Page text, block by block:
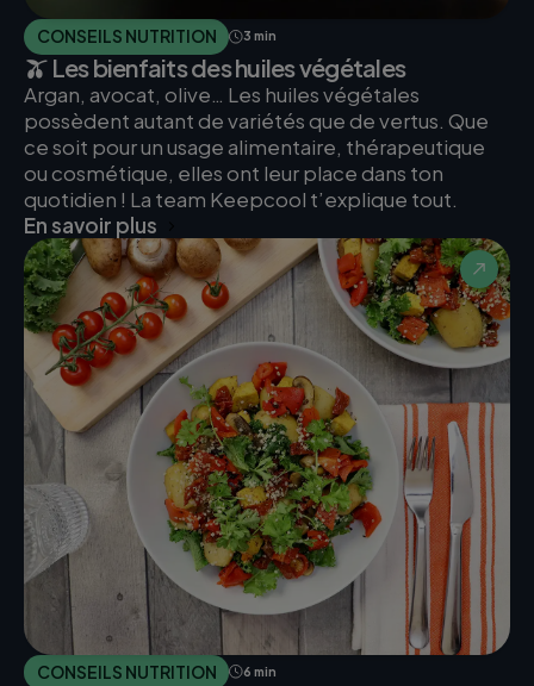
CONSEILS NUTRITION 3 min
🫒 Les bienfaits des huiles végétales
Argan, avocat, olive… Les huiles végétales
possèdent autant de variétés que de vertus. Que
ce soit pour un usage alimentaire, thérapeutique
ou cosmétique, elles ont leur place dans ton
quotidien ! La team Keepcool t’explique tout.
En savoir plus
CONSEILS NUTRITION 6 min